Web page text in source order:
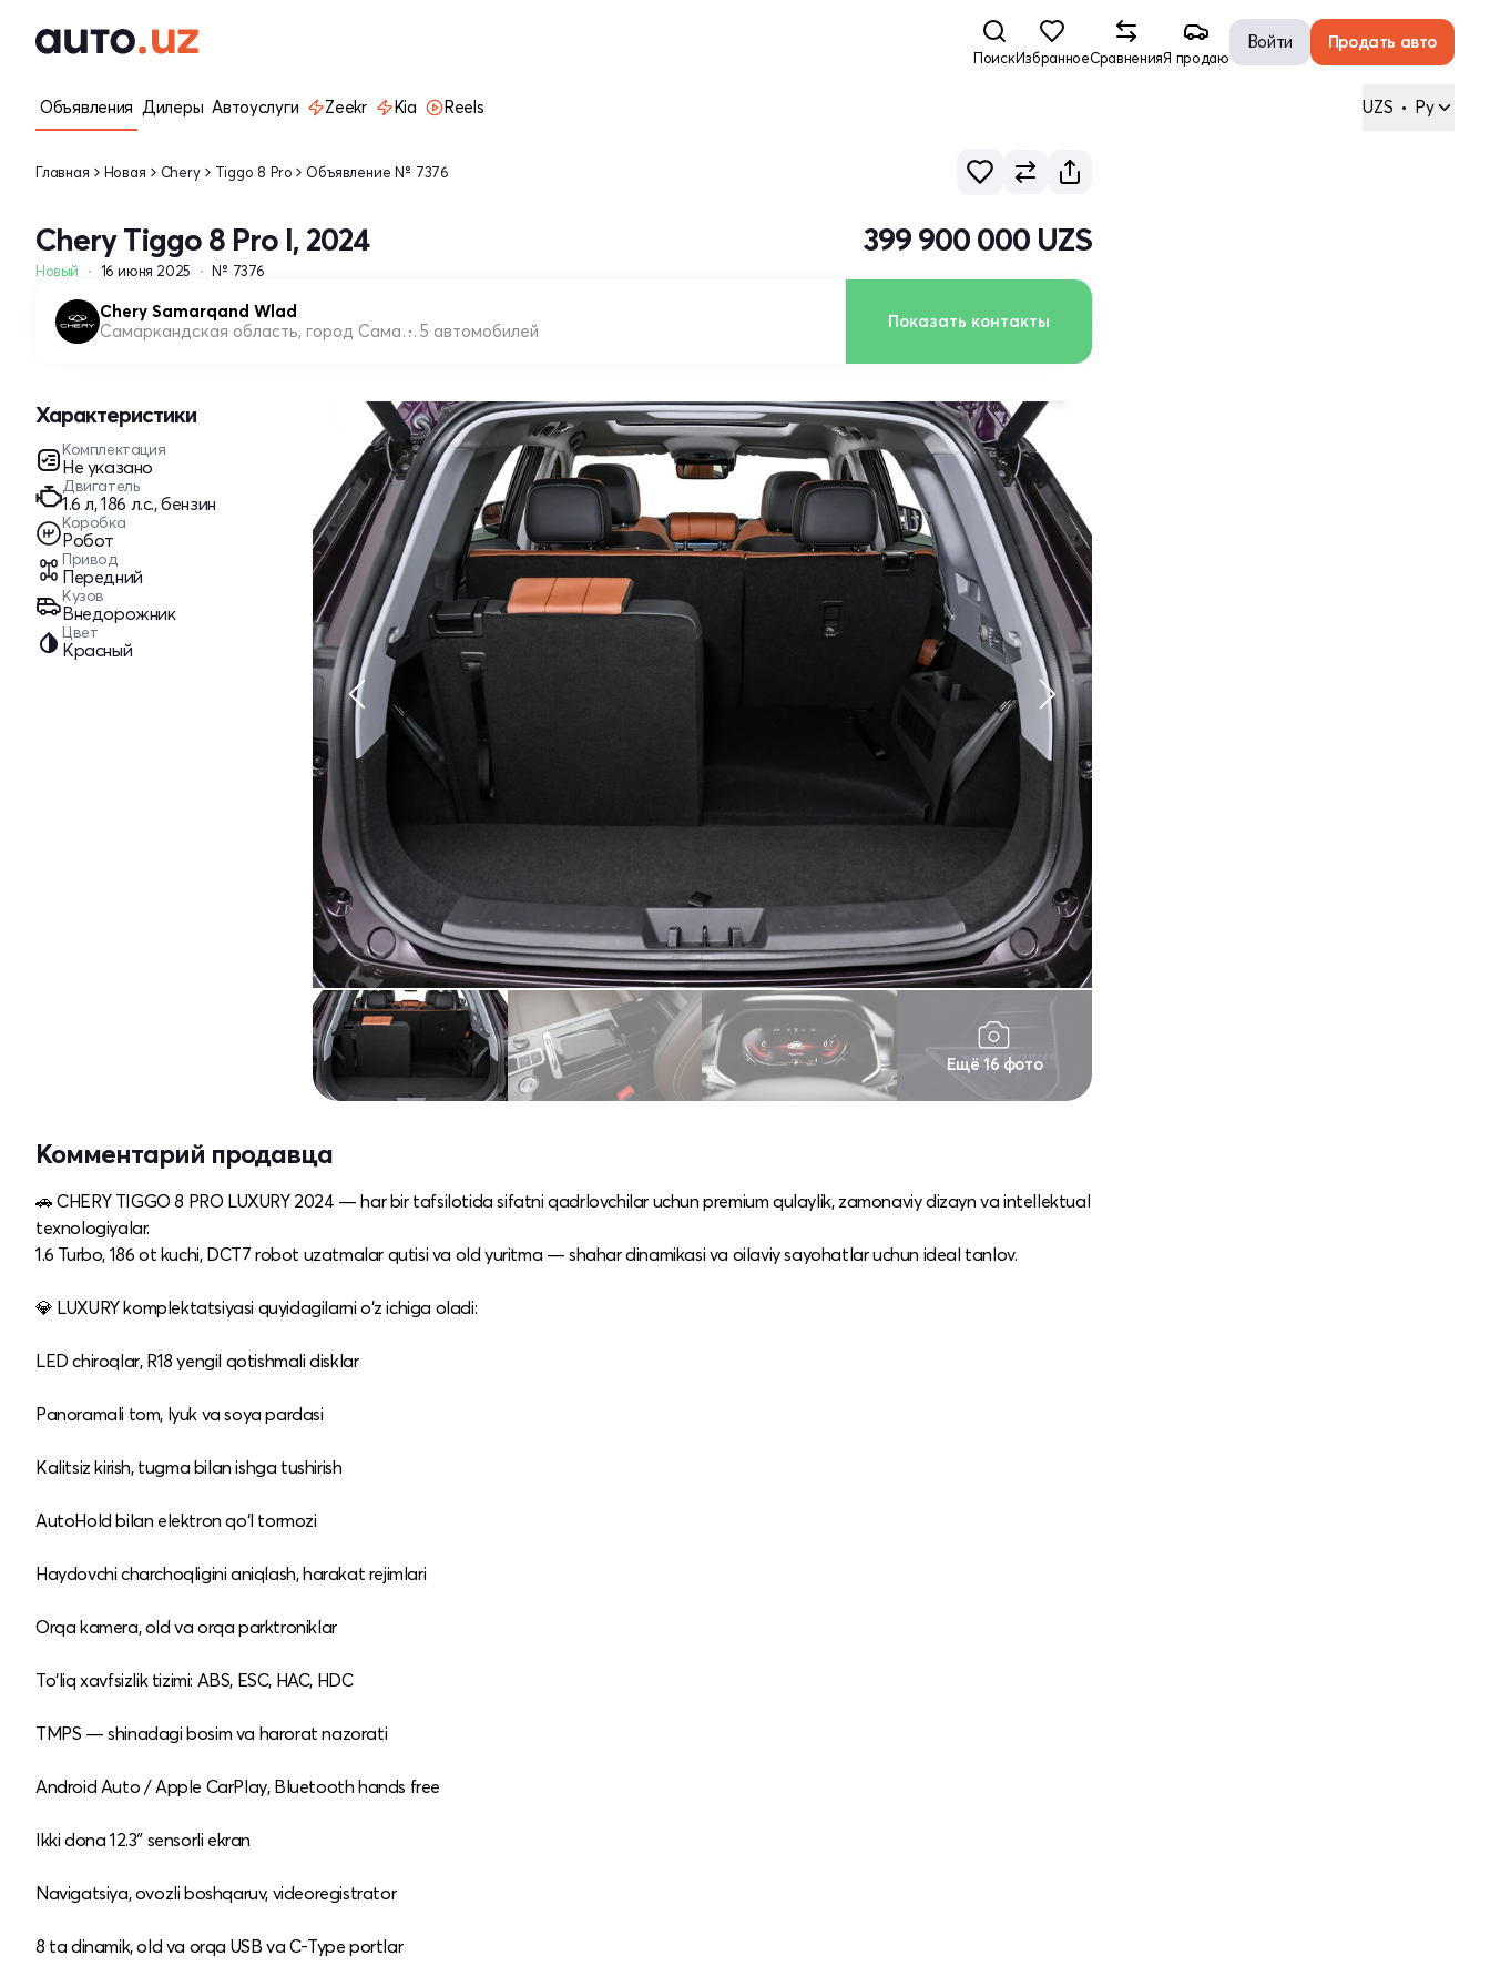
ПоискИзбранноеСравненияЯ продаю
Войти Продать авто
Объявления Дилеры Автоуслуги Zeekr Kia Reels UZS • Ру
Главная Новая Chery Tiggo 8 Pro Объявление № 7376
Chery Tiggo 8 Pro I, 2024
Новый 16 июня 2025 № 7376
399 900 000 UZS
Chery Samarqand Wlad
Самаркандская область, город Самарканд 5 автомобилей Показать контакты
Характеристики
Комплектация
Не указано
Двигатель
1.6 л, 186 л.с., бензин
Коробка
Робот
Привод
Передний
Кузов
Внедорожник
Цвет
Красный
Ещё 16 фото
Комментарий продавца
🚗 CHERY TIGGO 8 PRO LUXURY 2024 — har bir tafsilotida sifatni qadrlovchilar uchun premium qulaylik, zamonaviy dizayn va intellektual
texnologiyalar.
1.6 Turbo, 186 ot kuchi, DCT7 robot uzatmalar qutisi va old yuritma — shahar dinamikasi va oilaviy sayohatlar uchun ideal tanlov.
💎 LUXURY komplektatsiyasi quyidagilarni o‘z ichiga oladi:
LED chiroqlar, R18 yengil qotishmali disklar
Panoramali tom, lyuk va soya pardasi
Kalitsiz kirish, tugma bilan ishga tushirish
AutoHold bilan elektron qo‘l tormozi
Haydovchi charchoqligini aniqlash, harakat rejimlari
Orqa kamera, old va orqa parktroniklar
To‘liq xavfsizlik tizimi: ABS, ESC, HAC, HDC
TMPS — shinadagi bosim va harorat nazorati
Android Auto / Apple CarPlay, Bluetooth hands free
Ikki dona 12.3″ sensorli ekran
Navigatsiya, ovozli boshqaruv, videoregistrator
8 ta dinamik, old va orqa USB va C-Type portlar